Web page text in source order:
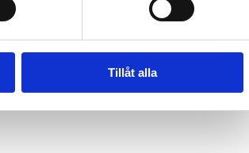
Tillåt alla
politiken i riktning mot sunda och
omställning av transporter, avslutar